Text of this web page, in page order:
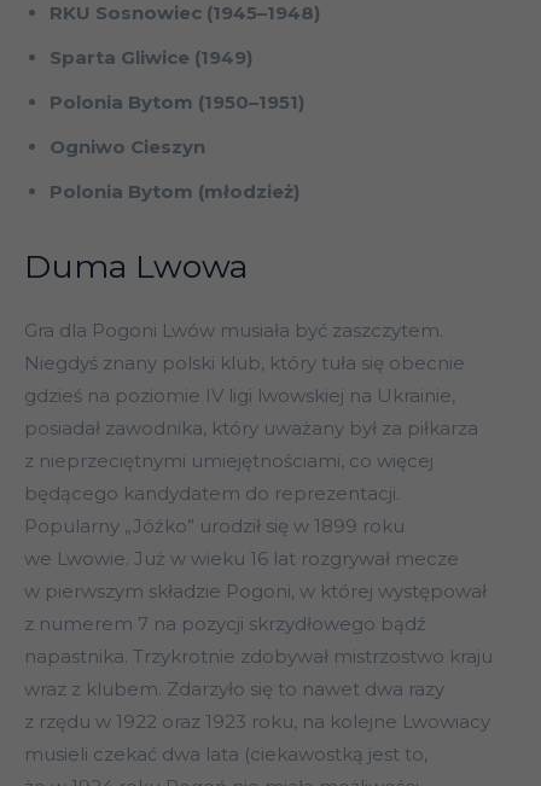
RKU Sosnowiec (1945–1948)
Sparta Gliwice (1949)
Polonia Bytom (1950–1951)
Ogniwo Cieszyn
Polonia Bytom (młodzież)
Duma Lwowa
Gra dla Pogoni Lwów musiała być zaszczytem.
Niegdyś znany polski klub, który tuła się obecnie
gdzieś na poziomie IV ligi lwowskiej na Ukrainie,
posiadał zawodnika, który uważany był za piłkarza
z nieprzeciętnymi umiejętnościami, co więcej
będącego kandydatem do reprezentacji.
Popularny „Jóźko” urodził się w 1899 roku
we Lwowie. Już w wieku 16 lat rozgrywał mecze
w pierwszym składzie Pogoni, w której występował
z numerem 7 na pozycji skrzydłowego bądź
napastnika. Trzykrotnie zdobywał mistrzostwo kraju
wraz z klubem. Zdarzyło się to nawet dwa razy
z rzędu w 1922 oraz 1923 roku, na kolejne Lwowiacy
musieli czekać dwa lata (ciekawostką jest to,